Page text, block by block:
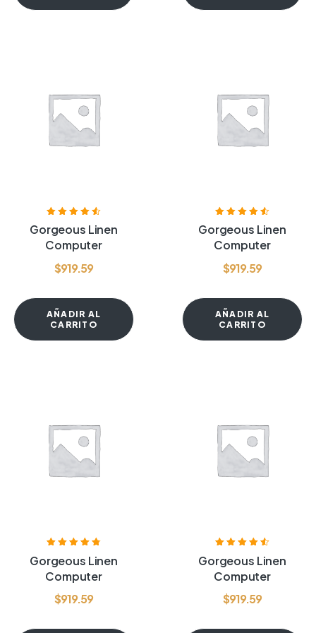
Valorado con
4.60de 5
Gorgeous Linen
Computer
$919.59
AÑADIR AL
CARRITO
Valorado con
4.60de 5
Gorgeous Linen
Computer
$919.59
AÑADIR AL
CARRITO
4.75de 5
Gorgeous Linen
Computer
$919.59
4.60de 5
Gorgeous Linen
Computer
$919.59